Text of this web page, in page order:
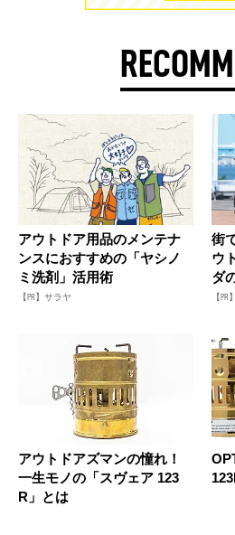
アウトドア用品のメンテナ
ンスにおすすめの「ヤシノ
ミ洗剤」活用術
【PR】サラヤ
街
ウ
ダ
【
アウトドアズマンの憧れ！
一生モノの「スヴェア 123
R」とは